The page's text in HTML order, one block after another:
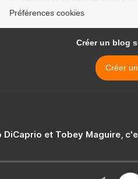
Préférences cookies
Créer un blog
Créer
DiCaprio et Tobey Maguire,